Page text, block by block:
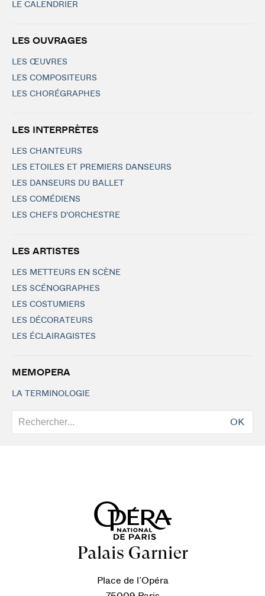
LE CALENDRIER
LES OUVRAGES
LES ŒUVRES
LES COMPOSITEURS
LES CHORÉGRAPHES
LES INTERPRÈTES
LES CHANTEURS
LES ETOILES ET PREMIERS DANSEURS
LES DANSEURS DU BALLET
LES COMÉDIENS
LES CHEFS D'ORCHESTRE
LES ARTISTES
LES METTEURS EN SCÈNE
LES SCÉNOGRAPHES
LES COSTUMIERS
LES DÉCORATEURS
LES ÉCLAIRAGISTES
MEMOPERA
LA TERMINOLOGIE
OK
Palais Garnier
Place de l’Opéra